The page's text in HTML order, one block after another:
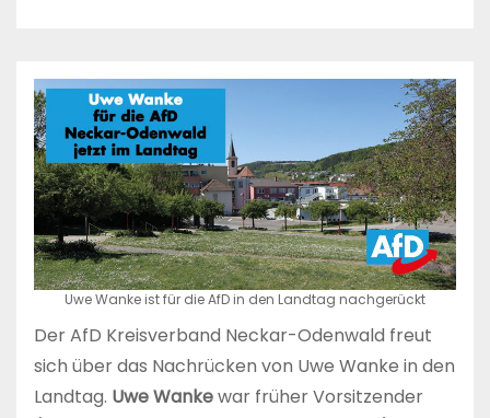
Uwe Wanke ist für die AfD in den Landtag nachgerückt
Der AfD Kreisverband Neckar-Odenwald freut
sich über das Nachrücken von Uwe Wanke in den
Landtag. Uwe Wankewar früher Vorsitzender